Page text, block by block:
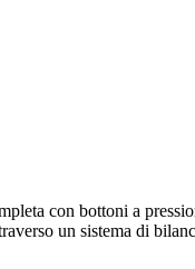
con bottoni a
un sistema di